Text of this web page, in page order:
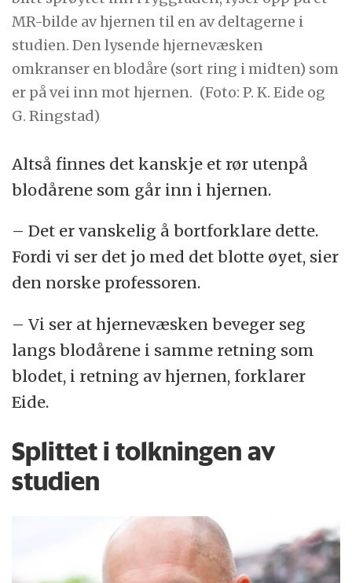
MR-bilde av hjernen til en av deltagerne i
studien. Den lysende hjernevæsken
omkranser en blodåre (sort ring i midten) som
er på vei inn mot hjernen. (Foto: P. K. Eide og
G. Ringstad)
Altså finnes det kanskje et rør utenpå
blodårene som går inn i hjernen.
– Det er vanskelig å bortforklare dette.
Fordi vi ser det jo med det blotte øyet, sier
den norske professoren.
– Vi ser at hjernevæsken beveger seg
langs blodårene i samme retning som
blodet, i retning av hjernen, forklarer
Eide.
Splittet i tolkningen av
studien